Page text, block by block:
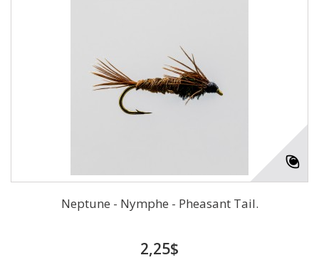
Neptune - Nymphe - Pheasant Tail.
2,25$